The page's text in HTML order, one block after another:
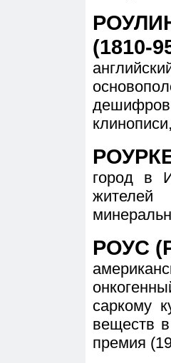
(1810-
город в
жителей
РОУС
саркому
веществ
премия